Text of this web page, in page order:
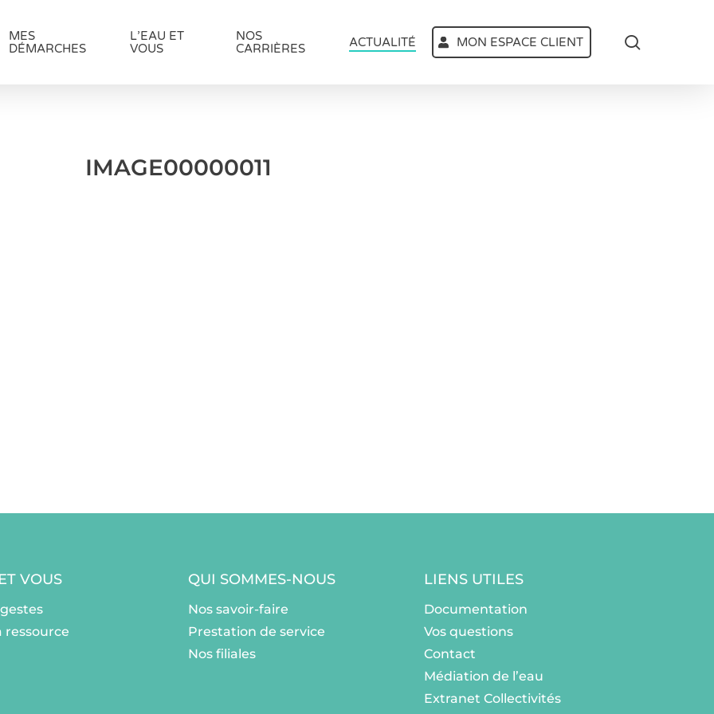
MES
DÉMARCHES
L’EAU ET
VOUS
NOS
CARRIÈRES
ACTUALITÉ MON ESPACE CLIENT
IMAGE00000011
VOUS
ressource
QUI SOMMES-NOUS
Nos savoir-faire
Prestation de service
Nos filiales
LIENS UTILES
Documentation
Vos questions
Contact
Médiation de l’eau
Extranet Collectivités